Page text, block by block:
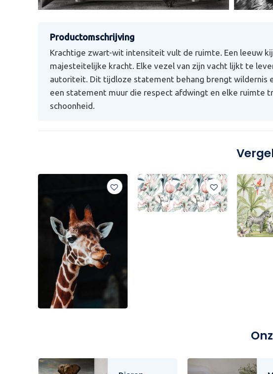
Krachtige zwart-wit intensiteit vult de ruimte. Een leeuw
majesteitelijke kracht. Elke vezel van zijn vacht lijkt te
autoriteit. Dit tijdloze statement behang brengt wildernis
een statement muur die respect afdwingt en elke ruimte
schoonheid.